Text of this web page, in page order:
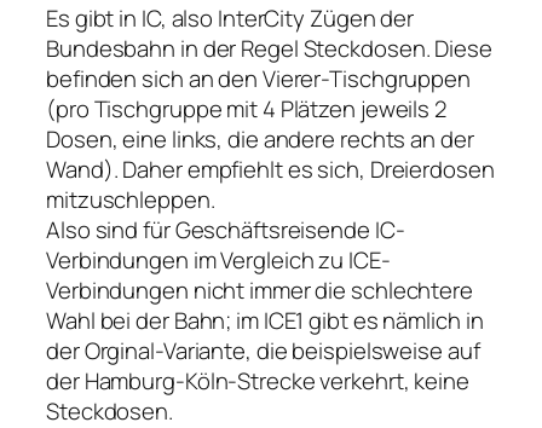
Es gibt in IC, also InterCity Zügen der
Bundesbahn in der Regel Steckdosen. Diese
befinden sich an den Vierer-Tischgruppen
(pro Tischgruppe mit 4 Plätzen jeweils 2
Dosen, eine links, die andere rechts an der
Wand). Daher empfiehlt es sich, Dreierdosen
mitzuschleppen.
Also sind für Geschäftsreisende IC-
Verbindungen im Vergleich zu ICE-
Verbindungen nicht immer die schlechtere
Wahl bei der Bahn; im ICE1 gibt es nämlich in
der Orginal-Variante, die beispielsweise auf
der Hamburg-Köln-Strecke verkehrt, keine
Steckdosen.